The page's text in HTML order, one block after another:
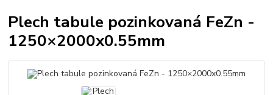
Plech tabule pozinkovaná FeZn -
1250×2000x0.55mm